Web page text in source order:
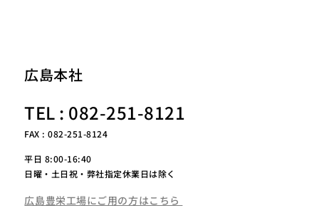
広島本社
TEL : 082-251-8121
FAX : 082-251-8124
平日 8:00-16:40
日曜・土日祝・弊社指定休業日は除く
広島豊栄工場にご用の方はこちら